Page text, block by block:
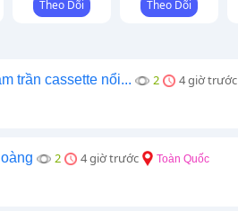
trần cassette nổi... 2 4 giờ trước
2 4 giờ trước Toàn Quốc